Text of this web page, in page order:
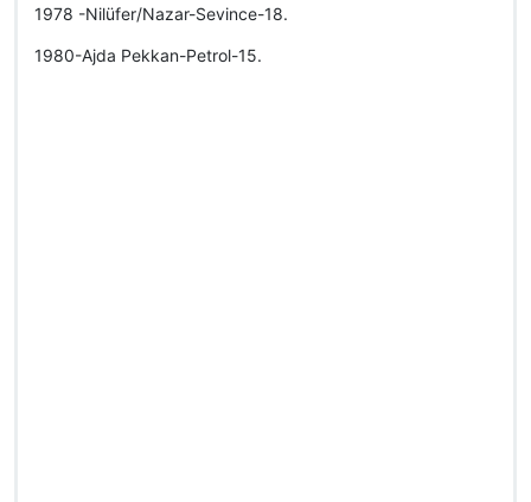
1978 -Nilüfer/Nazar-Sevince-18.
1980-Ajda Pekkan-Petrol-15.